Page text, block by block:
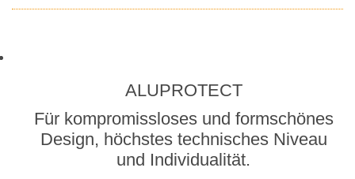
ALUPROTECT
Für kompromissloses und formschönes
Design, höchstes technisches Niveau
und Individualität.